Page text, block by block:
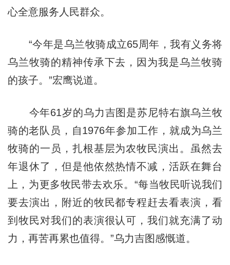
心全意服务人民群众。
“今年是乌兰牧骑成立65周年，我有义务将
乌兰牧骑的精神传承下去，因为我是乌兰牧骑
的孩子。”宏鹰说道。
今年61岁的乌力吉图是苏尼特右旗乌兰牧
骑的老队员，自1976年参加工作，就成为乌兰
牧骑的一员，扎根基层为农牧民演出。虽然去
年退休了，但是他依然热情不减，活跃在舞台
上，为更多牧民带去欢乐。“每当牧民听说我们
要去演出，附近的牧民都专程赶去看表演，看
到牧民对我们的表演很认可，我们就充满了动
力，再苦再累也值得。”乌力吉图感慨道。